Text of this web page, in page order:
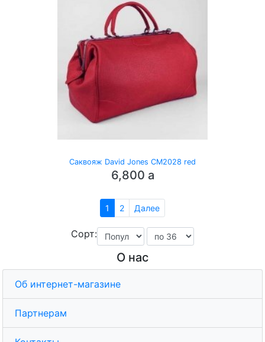
Саквояж David Jones CM2028 red
6,800 a
1 2 Далее
Сорт:
О нас
Об интернет-магазине
Партнерам